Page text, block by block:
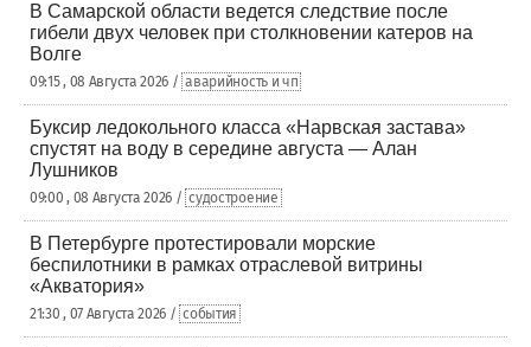
В Самарской области ведется следствие после
гибели двух человек при столкновении катеров на
Волге
09:15 , 08 Августа 2026 / аварийность и чп
Буксир ледокольного класса «Нарвская застава»
спустят на воду в середине августа — Алан
Лушников
09:00 , 08 Августа 2026 / судостроение
В Петербурге протестировали морские
беспилотники в рамках отраслевой витрины
«Акватория»
21:30 , 07 Августа 2026 / события